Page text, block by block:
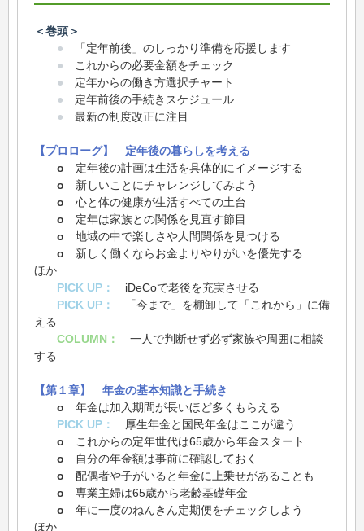
＜巻頭＞
● 「定年前後」のしっかり準備を応援します
● これからの必要金額をチェック
● 定年からの働き方選択チャート
● 定年前後の手続きスケジュール
● 最新の制度改正に注目
【プロローグ】 定年後の暮らしを考える
o 定年後の計画は生活を具体的にイメージする
o 新しいことにチャレンジしてみよう
o 心と体の健康が生活すべての土台
o 定年は家族との関係を見直す節目
o 地域の中で楽しさや人間関係を見つける
o 新しく働くならお金よりやりがいを優先する
ほか
PICK UP：
iDeCoで老後を充実させる
PICK UP：
「今まで」を棚卸して「これから」に備
える
COLUMN：
一人で判断せず必ず家族や周囲に相談
する
【第１章】 年金の基本知識と手続き
o 年金は加入期間が長いほど多くもらえる
PICK UP：
厚生年金と国民年金はここが違う
o これからの定年世代は65歳から年金スタート
o 自分の年金額は事前に確認しておく
o 配偶者や子がいると年金に上乗せがあることも
o 専業主婦は65歳から老齢基礎年金
o 年に一度のねんきん定期便をチェックしよう
ほか